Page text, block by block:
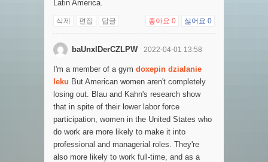
Latin America.
삭제 편집 답글 좋아요 0 싫어요 0
baUnxlDerCZLPW 2022-04-01 13:58
I'm a member of a gym doxepin dzialanie
leku But American women aren't completely
losing out. Blau and Kahn's research show
that in spite of their lower labor force
participation, women in the United States who
do work are more likely to make it into
professional and managerial roles. They're
also more likely to work full-time, and as a